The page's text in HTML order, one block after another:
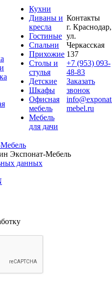
Кухни
Диваны и
кресла
Гостиные
Спальни
Прихожие
Столы и
стулья
Детские
Шкафы
Офисная
мебель
Мебель
для дачи
Контакты
г. Краснодар,
ул.
Черкасская
137
+7 (953) 093-
48-83
Заказать
звонок
mebel.ru
Экспонат-Мебель
данных